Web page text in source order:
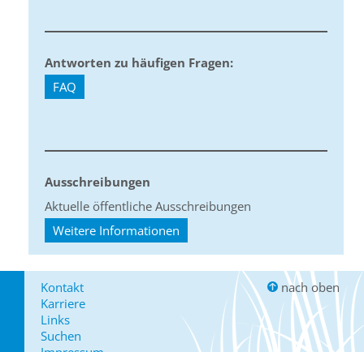
Antworten zu häufigen Fragen:
FAQ
Ausschreibungen
Aktuelle öffentliche Ausschreibungen
Weitere Informationen
Kontakt
Karriere
Links
Suchen
nach oben